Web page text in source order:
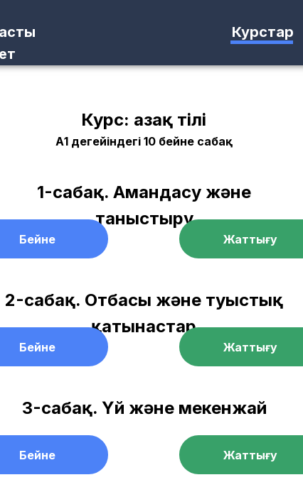
Курстар
Курс: Қазақ тілі
1-сабақ. Амандасу және
таныстыру
А1 деңгейіндегі 10 бейне сабақ
Бейне Жаттығу
2-сабақ. Отбасы және туыстық
қатынастар
Бейне Жаттығу
3-сабақ. Үй және мекенжай
Бейне Жаттығу